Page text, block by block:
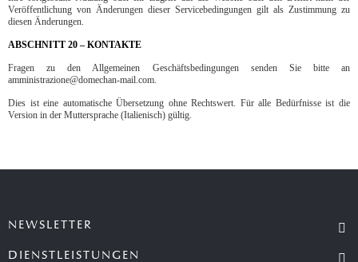
Veröffentlichung von Änderungen dieser Servicebedingungen gilt als Zustimmung zu
diesen Änderungen.
ABSCHNITT 20 – KONTAKTE
Fragen zu den Allgemeinen Geschäftsbedingungen senden Sie bitte an
amministrazione@domechan-mail.com.
Dies ist eine automatische Übersetzung ohne Rechtswert. Für alle Bedürfnisse ist die
Version in der Muttersprache (Italienisch) gültig.
NEWSLETTER
DIENSTLEISTUNGEN